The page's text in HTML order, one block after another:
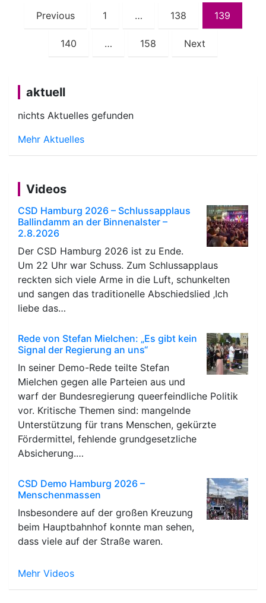
Seitennummerierung
der
Beiträge
Previous 1 … 138 139
140 … 158 Next
aktuell
nichts Aktuelles gefunden
Mehr Aktuelles
Videos
CSD Hamburg 2026 – Schlussapplaus
Ballindamm an der Binnenalster –
2.8.2026
Der CSD Hamburg 2026 ist zu Ende.
Um 22 Uhr war Schuss. Zum Schlussapplaus
reckten sich viele Arme in die Luft, schunkelten
und sangen das traditionelle Abschiedslied ‚Ich
liebe das…
Rede von Stefan Mielchen: „Es gibt kein
Signal der Regierung an uns“
In seiner Demo-Rede teilte Stefan
Mielchen gegen alle Parteien aus und
warf der Bundesregierung queerfeindliche Politik
vor. Kritische Themen sind: mangelnde
Unterstützung für trans Menschen, gekürzte
Fördermittel, fehlende grundgesetzliche
Absicherung.…
CSD Demo Hamburg 2026 –
Menschenmassen
Insbesondere auf der großen Kreuzung
beim Hauptbahnhof konnte man sehen,
dass viele auf der Straße waren.
Mehr Videos